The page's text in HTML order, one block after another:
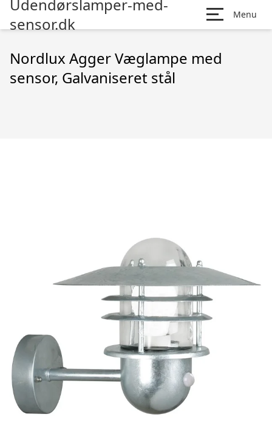
Udendørslamper-med-
sensor.dk
Menu
Nordlux Agger Væglampe med
sensor, Galvaniseret stål